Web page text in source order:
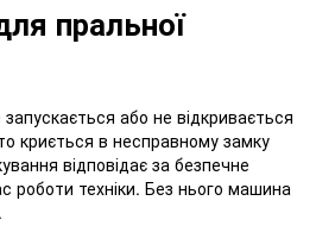
пральної
або не відкривається
криється в несправному замку
відповідає за безпечне
роботи техніки. Без нього машина